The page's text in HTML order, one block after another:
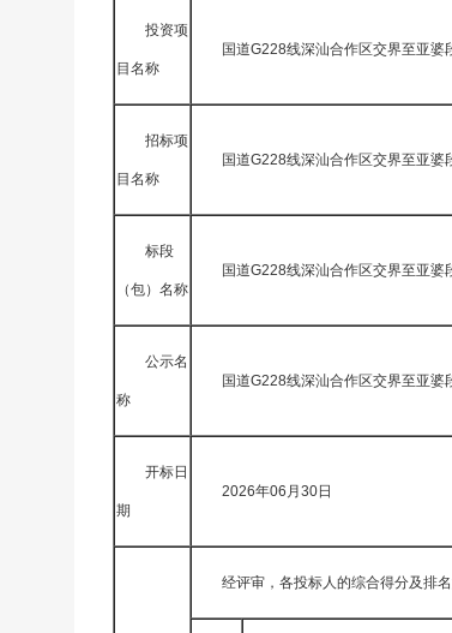
投资项
目名称
国道G228线深汕合作区交界至亚
招标项
目名称
国道G228线深汕合作区交界至亚
标段
（包）名称
国道G228线深汕合作区交界至亚婆
公示名
称
国道G228线深汕合作区交界至亚
开标日
期
2026年06月30日
经评审，各投标人的综合得分及排名